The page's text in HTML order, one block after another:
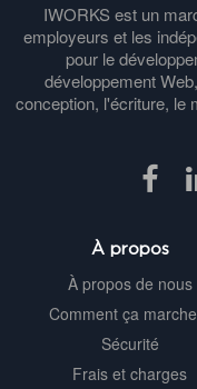
IWORKS est un
employeurs et les
pour le
développement
conception, l'écriture, le
À propos
À propos de nous
Comment ça
Sécurité
Frais et charges